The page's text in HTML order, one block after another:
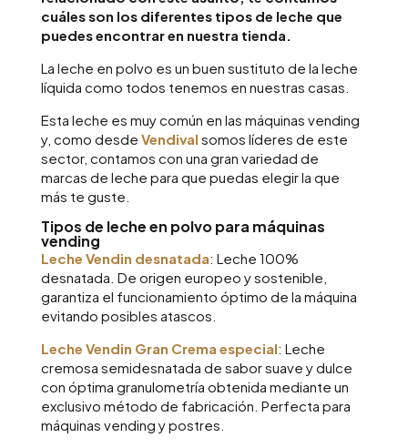
cuáles son los diferentes tipos de leche que
puedes encontrar en nuestra tienda.
La leche en polvo es un buen sustituto de la leche
líquida como todos tenemos en nuestras casas.
Esta leche es muy común en las máquinas vending
y, como desde Vendival somos líderes de este
sector, contamos con una gran variedad de
marcas de leche para que puedas elegir la que
más te guste.
Tipos de leche en polvo para máquinas
vending
Leche Vendin desnatada: Leche 100%
desnatada. De origen europeo y sostenible,
garantiza el funcionamiento óptimo de la máquina
evitando posibles atascos.
Leche Vendin Gran Crema especial: Leche
cremosa semidesnatada de sabor suave y dulce
con óptima granulometría obtenida mediante un
exclusivo método de fabricación. Perfecta para
máquinas vending y postres.